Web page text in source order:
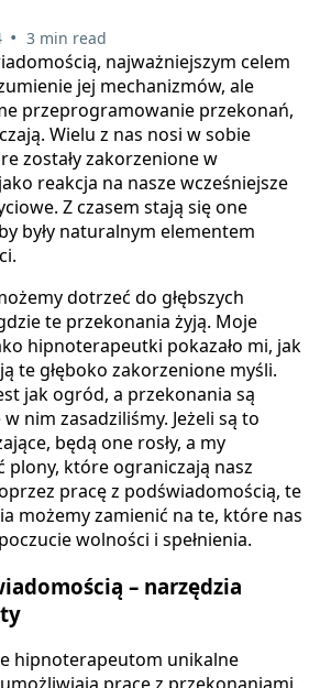
• 3 min read
najważniejszym celem
jej mechanizmów, ale
przeprogramowanie przekonań,
Wielu z nas nosi w sobie
zostały zakorzenione w
reakcja na nasze wcześniejsze
Z czasem stają się one
były naturalnym elementem
dotrzeć do głębszych
te przekonania żyją. Moje
hipnoterapeutki pokazało mi, jak
te głęboko zakorzenione myśli.
jak ogród, a przekonania są
nim zasadziliśmy. Jeżeli są to
będą one rosły, a my
plony, które ograniczają nasz
pracę z podświadomością, te
możemy zamienić na te, które nas
wolności i spełnienia.
– narzędzia
hipnoterapeutom unikalne